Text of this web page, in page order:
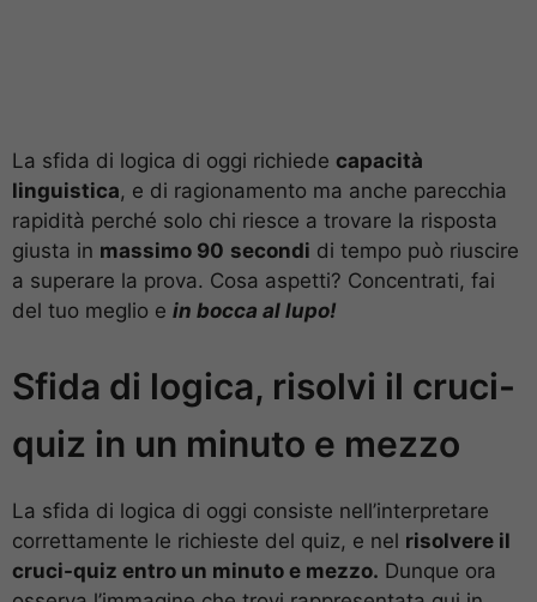
La sfida di logica di oggi richiede capacità
linguistica, e di ragionamento ma anche parecchia
rapidità perché solo chi riesce a trovare la risposta
giusta in massimo 90 secondi di tempo può riuscire
a superare la prova. Cosa aspetti? Concentrati, fai
del tuo meglio e in bocca al lupo!
Sfida di logica, risolvi il cruci-
quiz in un minuto e mezzo
La sfida di logica di oggi consiste nell’interpretare
correttamente le richieste del quiz, e nel risolvere il
cruci-quiz entro un minuto e mezzo. Dunque ora